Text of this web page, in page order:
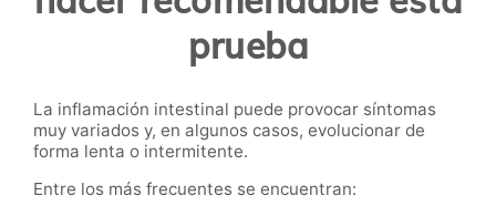
prueba
La inflamación intestinal puede provocar síntomas
muy variados y, en algunos casos, evolucionar de
forma lenta o intermitente.
Entre los más frecuentes se encuentran: